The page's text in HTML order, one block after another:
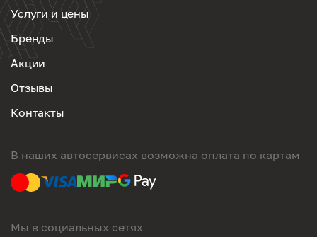
Услуги и цены
Бренды
Акции
Отзывы
Контакты
В наших автосервисах возможна оплата по картам
Мы в социальных сетях